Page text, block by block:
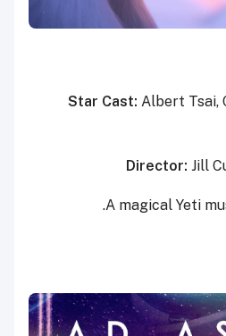
Star Cast: Albert Tsai,
Director: Jill
A magical Yeti